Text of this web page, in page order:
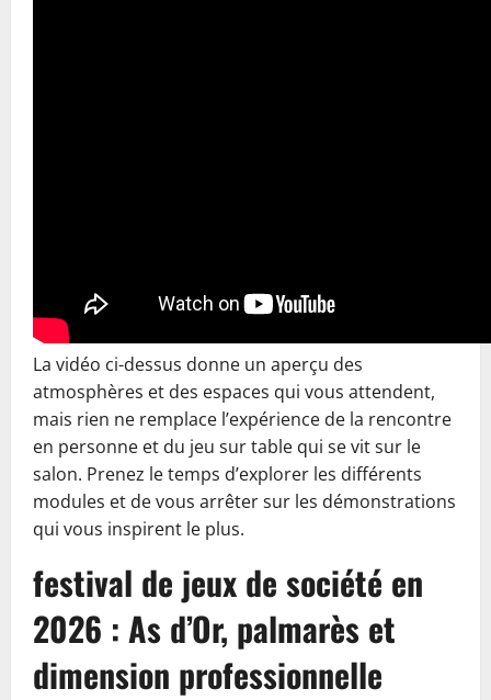
La vidéo ci-dessus donne un aperçu des
atmosphères et des espaces qui vous attendent,
mais rien ne remplace l’expérience de la rencontre
en personne et du jeu sur table qui se vit sur le
salon. Prenez le temps d’explorer les différents
modules et de vous arrêter sur les démonstrations
qui vous inspirent le plus.
festival de jeux de société en
2026 : As d’Or, palmarès et
dimension professionnelle